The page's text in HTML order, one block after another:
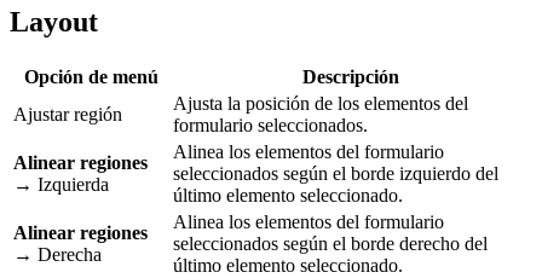
Layout
Opción de menú
Descripción
Ajustar región
Ajusta la posición de los elementos del
formulario seleccionados.
Alinear regiones
→ Izquierda
Alinea los elementos del formulario
seleccionados según el borde izquierdo del
último elemento seleccionado.
Alinear regiones
→ Derecha
Alinea los elementos del formulario
seleccionados según el borde derecho del
último elemento seleccionado.